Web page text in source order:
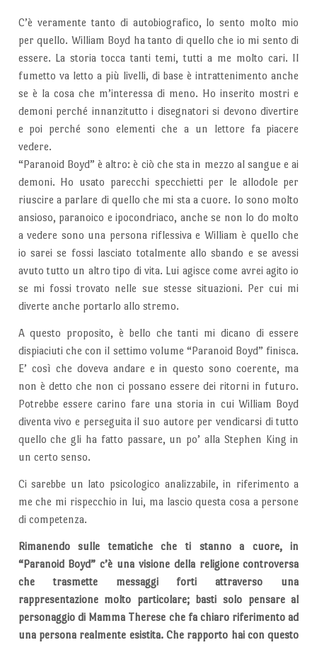
C’è veramente tanto di autobiografico, lo sento molto mio
per quello. William Boyd ha tanto di quello che io mi sento di
essere. La storia tocca tanti temi, tutti a me molto cari. Il
fumetto va letto a più livelli, di base è intrattenimento anche
se è la cosa che m’interessa di meno. Ho inserito mostri e
demoni perché innanzitutto i disegnatori si devono divertire
e poi perché sono elementi che a un lettore fa piacere
vedere.
“Paranoid Boyd” è altro: è ciò che sta in mezzo al sangue e ai
demoni. Ho usato parecchi specchietti per le allodole per
riuscire a parlare di quello che mi sta a cuore. Io sono molto
ansioso, paranoico e ipocondriaco, anche se non lo do molto
a vedere sono una persona riflessiva e William è quello che
io sarei se fossi lasciato totalmente allo sbando e se avessi
avuto tutto un altro tipo di vita. Lui agisce come avrei agito io
se mi fossi trovato nelle sue stesse situazioni. Per cui mi
diverte anche portarlo allo stremo.
A questo proposito, è bello che tanti mi dicano di essere
dispiaciuti che con il settimo volume “Paranoid Boyd” finisca.
E’ così che doveva andare e in questo sono coerente, ma
non è detto che non ci possano essere dei ritorni in futuro.
Potrebbe essere carino fare una storia in cui William Boyd
diventa vivo e perseguita il suo autore per vendicarsi di tutto
quello che gli ha fatto passare, un po’ alla Stephen King in
un certo senso.
Ci sarebbe un lato psicologico analizzabile, in riferimento a
me che mi rispecchio in lui, ma lascio questa cosa a persone
di competenza.
Rimanendo sulle tematiche che ti stanno a cuore, in
“Paranoid Boyd” c’è una visione della religione controversa
che trasmette messaggi forti attraverso una
rappresentazione molto particolare; basti solo pensare al
personaggio di Mamma Therese che fa chiaro riferimento ad
una persona realmente esistita. Che rapporto hai con questo